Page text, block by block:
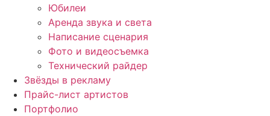
Юбилеи
Аренда звука и света
Написание сценария
Фото и видеосъемка
Технический райдер
Звёзды в рекламу
Прайс-лист артистов
Портфолио